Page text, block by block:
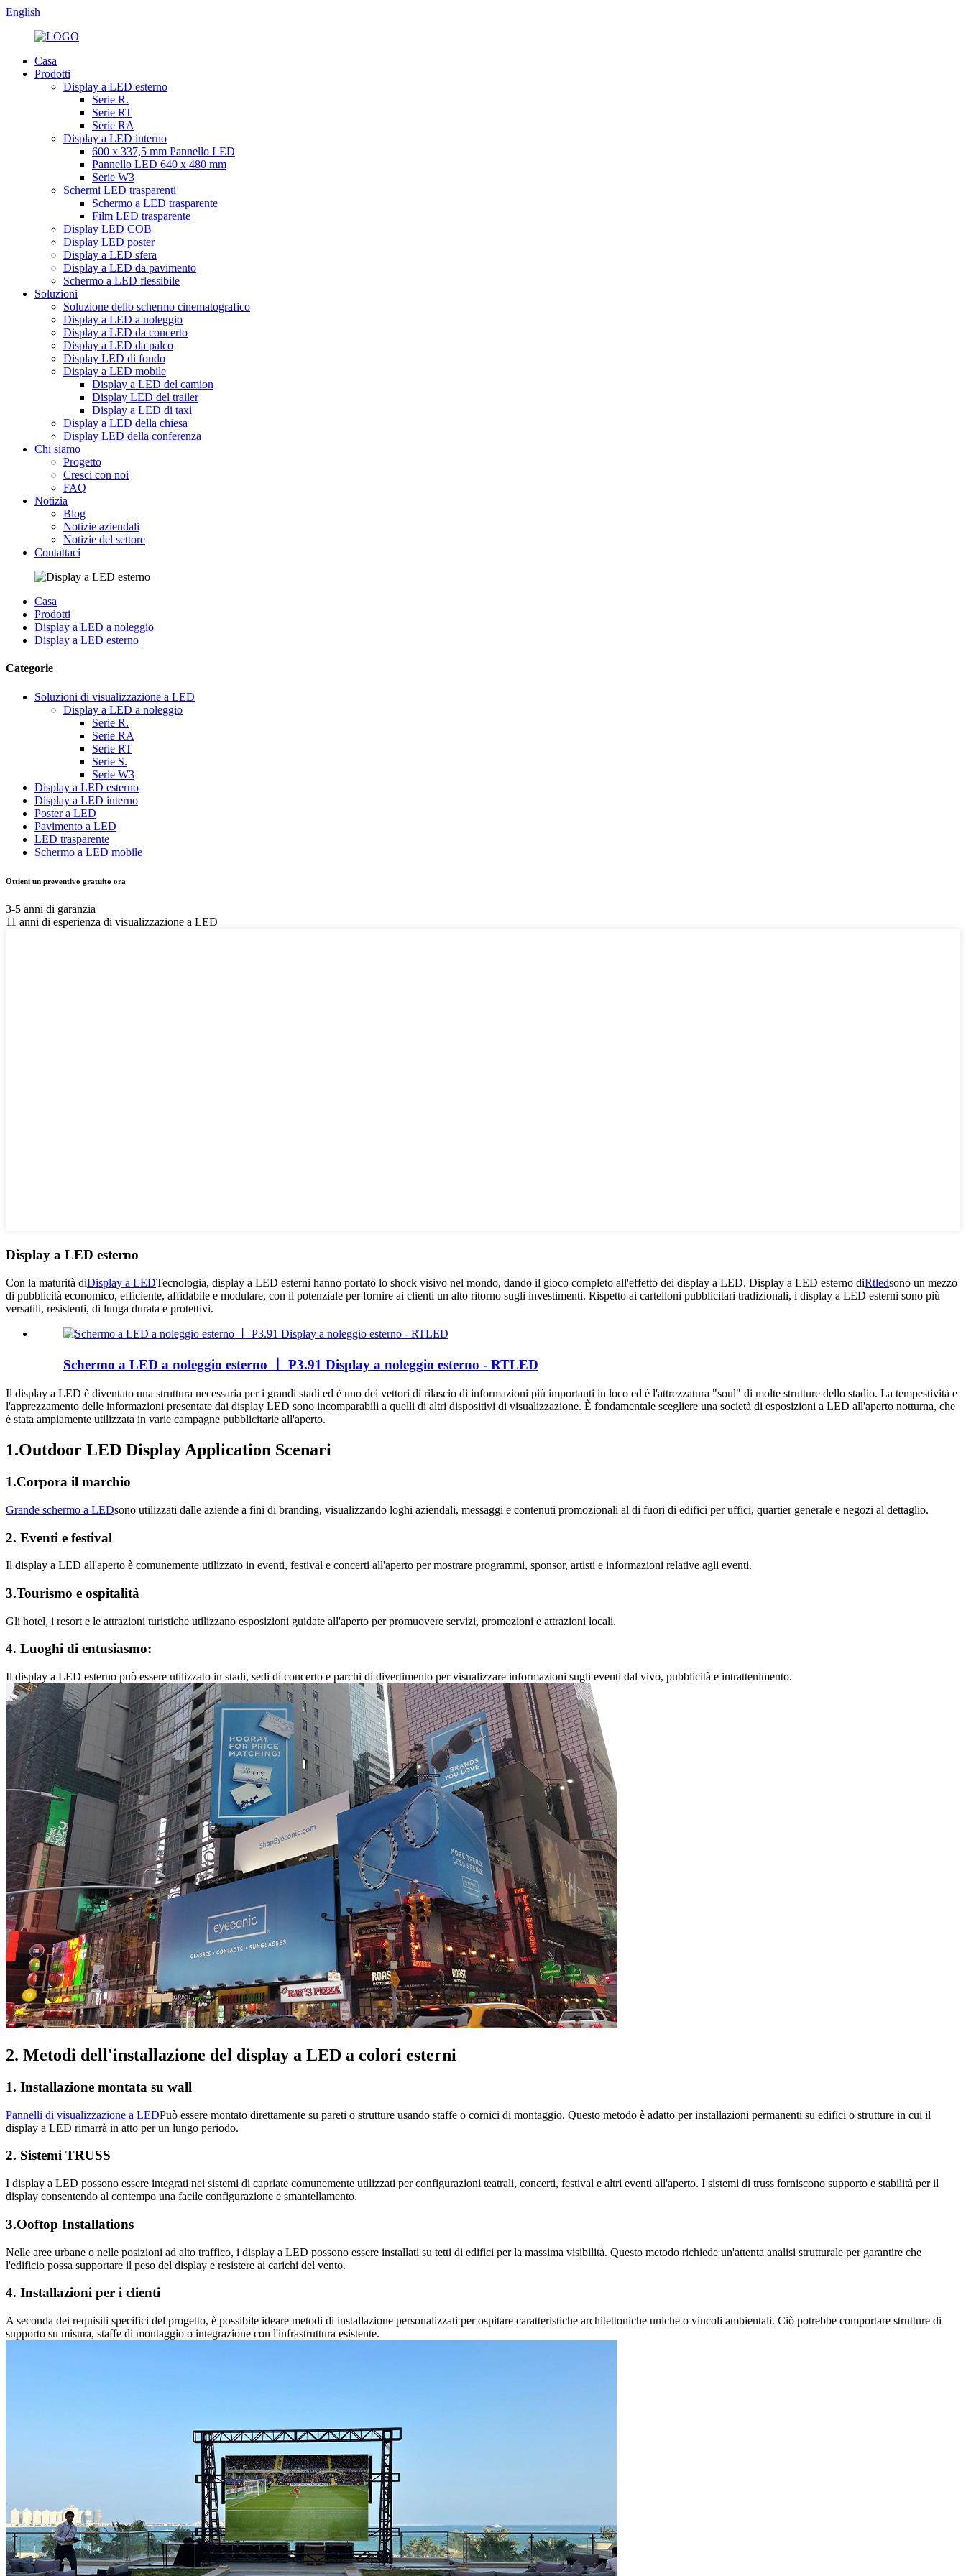
English
Casa
Prodotti
Display a LED esterno
Serie R.
Serie RT
Serie RA
Display a LED interno
600 x 337,5 mm Pannello LED
Pannello LED 640 x 480 mm
Serie W3
Schermi LED trasparenti
Schermo a LED trasparente
Film LED trasparente
Display LED COB
Display LED poster
Display a LED sfera
Display a LED da pavimento
Schermo a LED flessibile
Soluzioni
Soluzione dello schermo cinematografico
Display a LED a noleggio
Display a LED da concerto
Display a LED da palco
Display LED di fondo
Display a LED mobile
Display a LED del camion
Display LED del trailer
Display a LED di taxi
Display a LED della chiesa
Display LED della conferenza
Chi siamo
Progetto
Cresci con noi
FAQ
Notizia
Blog
Notizie aziendali
Notizie del settore
Contattaci
Casa
Prodotti
Display a LED a noleggio
Display a LED esterno
Categorie
Soluzioni di visualizzazione a LED
Display a LED a noleggio
Serie R.
Serie RA
Serie RT
Serie S.
Serie W3
Display a LED esterno
Display a LED interno
Poster a LED
Pavimento a LED
LED trasparente
Schermo a LED mobile
Ottieni un preventivo gratuito ora
3-5 anni di garanzia
11 anni di esperienza di visualizzazione a LED
Display a LED esterno
Con la maturità diDisplay a LEDTecnologia, display a LED esterni hanno portato lo shock visivo nel mondo, dando il gioco completo all'effetto dei display a LED. Display a LED esterno diRtledsono un mezzo
di pubblicità economico, efficiente, affidabile e modulare, con il potenziale per fornire ai clienti un alto ritorno sugli investimenti. Rispetto ai cartelloni pubblicitari tradizionali, i display a LED esterni sono più
versatili, resistenti, di lunga durata e protettivi.
Schermo a LED a noleggio esterno 丨 P3.91 Display a noleggio esterno - RTLED
Il display a LED è diventato una struttura necessaria per i grandi stadi ed è uno dei vettori di rilascio di informazioni più importanti in loco ed è l'attrezzatura "soul" di molte strutture dello stadio. La tempestività e
l'apprezzamento delle informazioni presentate dai display LED sono incomparabili a quelli di altri dispositivi di visualizzazione. È fondamentale scegliere una società di esposizioni a LED all'aperto notturna, che
è stata ampiamente utilizzata in varie campagne pubblicitarie all'aperto.
1.Outdoor LED Display Application Scenari
1.Corpora il marchio
Grande schermo a LEDsono utilizzati dalle aziende a fini di branding, visualizzando loghi aziendali, messaggi e contenuti promozionali al di fuori di edifici per uffici, quartier generale e negozi al dettaglio.
2. Eventi e festival
Il display a LED all'aperto è comunemente utilizzato in eventi, festival e concerti all'aperto per mostrare programmi, sponsor, artisti e informazioni relative agli eventi.
3.Tourismo e ospitalità
Gli hotel, i resort e le attrazioni turistiche utilizzano esposizioni guidate all'aperto per promuovere servizi, promozioni e attrazioni locali.
4. Luoghi di entusiasmo:
Il display a LED esterno può essere utilizzato in stadi, sedi di concerto e parchi di divertimento per visualizzare informazioni sugli eventi dal vivo, pubblicità e intrattenimento.
2. Metodi dell'installazione del display a LED a colori esterni
1. Installazione montata su wall
Pannelli di visualizzazione a LEDPuò essere montato direttamente su pareti o strutture usando staffe o cornici di montaggio. Questo metodo è adatto per installazioni permanenti su edifici o strutture in cui il
display a LED rimarrà in atto per un lungo periodo.
2. Sistemi TRUSS
I display a LED possono essere integrati nei sistemi di capriate comunemente utilizzati per configurazioni teatrali, concerti, festival e altri eventi all'aperto. I sistemi di truss forniscono supporto e stabilità per il
display consentendo al contempo una facile configurazione e smantellamento.
3.Ooftop Installations
Nelle aree urbane o nelle posizioni ad alto traffico, i display a LED possono essere installati su tetti di edifici per la massima visibilità. Questo metodo richiede un'attenta analisi strutturale per garantire che
l'edificio possa supportare il peso del display e resistere ai carichi del vento.
4. Installazioni per i clienti
A seconda dei requisiti specifici del progetto, è possibile ideare metodi di installazione personalizzati per ospitare caratteristiche architettoniche uniche o vincoli ambientali. Ciò potrebbe comportare strutture di
supporto su misura, staffe di montaggio o integrazione con l'infrastruttura esistente.